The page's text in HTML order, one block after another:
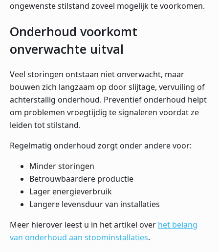
ongewenste stilstand zoveel mogelijk te voorkomen.
Onderhoud voorkomt
onverwachte uitval
Veel storingen ontstaan niet onverwacht, maar
bouwen zich langzaam op door slijtage, vervuiling of
achterstallig onderhoud. Preventief onderhoud helpt
om problemen vroegtijdig te signaleren voordat ze
leiden tot stilstand.
Regelmatig onderhoud zorgt onder andere voor:
Minder storingen
Betrouwbaardere productie
Lager energieverbruik
Langere levensduur van installaties
Meer hierover leest u in het artikel over het belang
van onderhoud aan stoominstallaties.